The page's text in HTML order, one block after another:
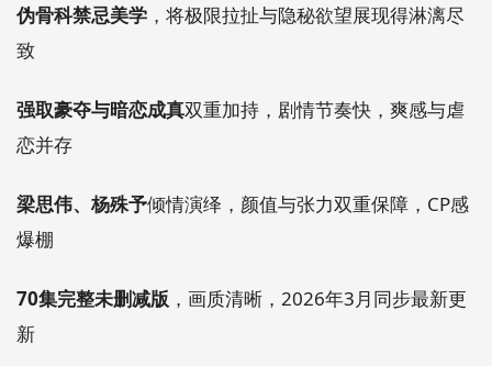
伪骨科禁忌美学 ，将极限拉扯与隐秘欲望展现得淋漓尽
致
强取豪夺与暗恋成真双重加持，剧情节奏快，爽感与虐
恋并存
梁思伟、杨殊予倾情演绎，颜值与张力双重保障，CP感
爆棚
70集完整未删减版 ，画质清晰，2026年3月同步最新更
新